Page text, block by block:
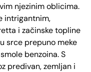
njezinim oblicima.
intrigantnim,
i začinske topline
srce prepuno meke
benzoina. S
predivan, zemljan i